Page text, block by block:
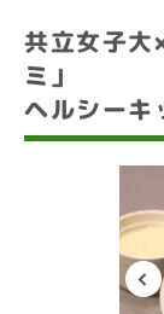
共立女子大
ミ」
ヘルシーキ